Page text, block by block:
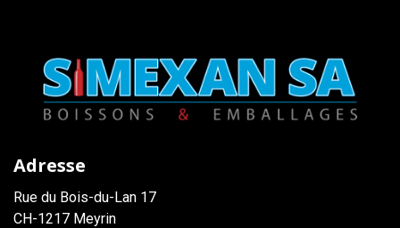
Adresse
Rue du Bois-du-Lan 17
CH-1217 Meyrin